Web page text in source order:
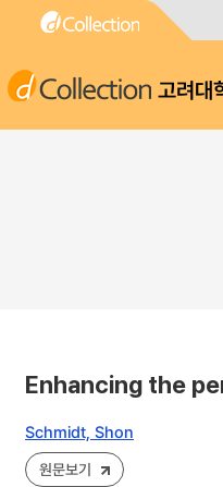
고려대
Enhancing the
Schmidt, Shon
원문보기